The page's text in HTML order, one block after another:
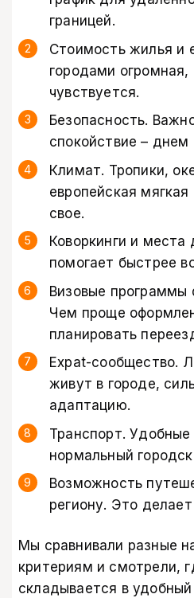
границей.
Стоимость жилья и
городами огромная,
чувствуется.
Безопасность.
спокойствие – днем
Климат. Тропики,
европейская
свое.
Коворкинги и
помогает быстрее
Визовые программы
Чем проще
планировать
Expat-сообщество.
живут в городе,
адаптацию.
Транспорт.
нормальный
Возможность
региону. Это
Мы сравнивали разные
критериям и смотрели,
складывается в